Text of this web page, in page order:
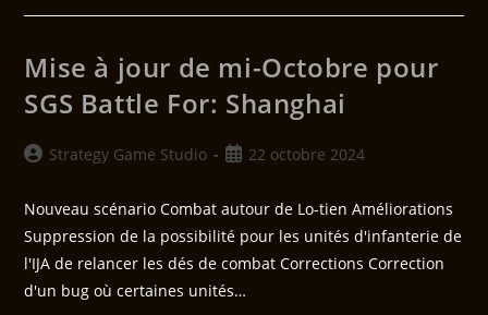
Mise à jour de mi-Octobre pour
SGS Battle For: Shanghai
Strategy Game Studio 22 octobre 2024
Nouveau scénario Combat autour de Lo-tien Améliorations
Suppression de la possibilité pour les unités d'infanterie de
l'IJA de relancer les dés de combat Corrections Correction
d'un bug où certaines unités…